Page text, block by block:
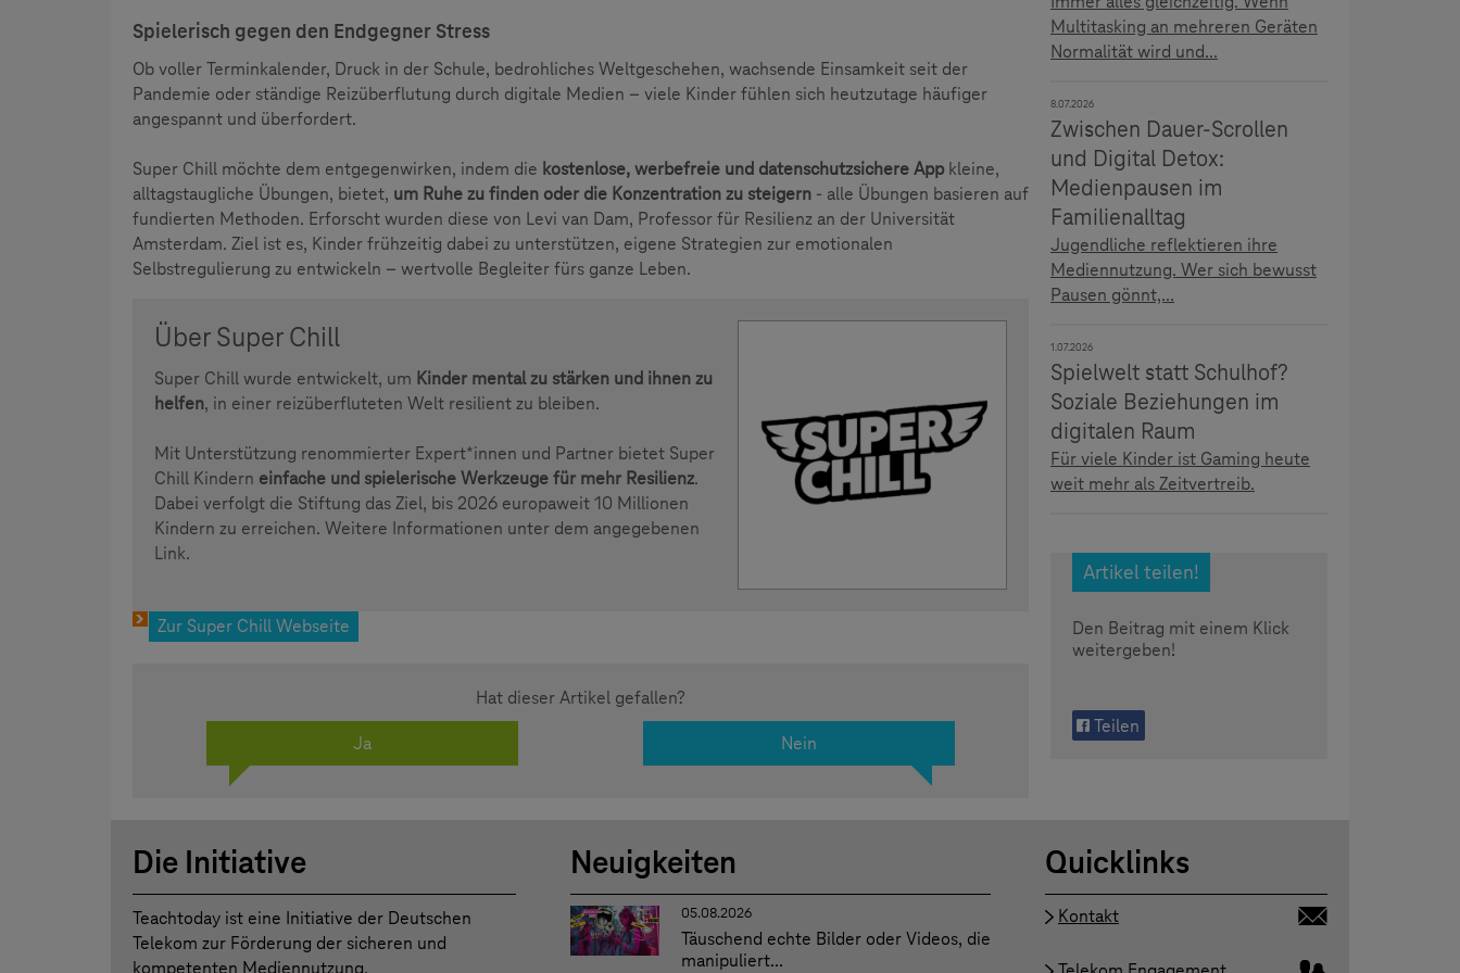
Spielerisch gegen den Endgegner Stress
Ob voller Terminkalender, Druck in der Schule, bedrohliches Weltgeschehen, wachsende Einsamkeit seit der
Pandemie oder ständige Reizüberflutung durch digitale Medien – viele Kinder fühlen sich heutzutage häufiger
angespannt und überfordert.
Super Chill möchte dem entgegenwirken, indem die kostenlose, werbefreie und datenschutzsichere Appkleine,
alltagstaugliche Übungen, bietet, um Ruhe zu finden oder die Konzentration zu steigern - alle Übungen basieren auf
fundierten Methoden. Erforscht wurden diese von Levi van Dam, Professor für Resilienz an der Universität
Amsterdam. Ziel ist es, Kinder frühzeitig dabei zu unterstützen, eigene Strategien zur emotionalen
Selbstregulierung zu entwickeln – wertvolle Begleiter fürs ganze Leben.
Über Super Chill
Super Chill wurde entwickelt, um Kinder mental zu stärken und ihnen zu
helfen, in einer reizüberfluteten Welt resilient zu bleiben.
Mit Unterstützung renommierter Expert*innen und Partner bietet Super
Chill Kindern einfache und spielerische Werkzeuge für mehr Resilienz.
Dabei verfolgt die Stiftung das Ziel, bis 2026 europaweit 10 Millionen
Kindern zu erreichen. Weitere Informationen unter dem angegebenen
Link.
Zur Super Chill Webseite
Hat dieser Artikel gefallen?
Ja
Nein
Multitasking an mehreren Geräten
Normalität wird und...
8.07.2026
Zwischen Dauer-Scrollen
und Digital Detox:
Medienpausen im
Familienalltag
Jugendliche reflektieren ihre
Mediennutzung. Wer sich bewusst
Pausen gönnt,...
1.07.2026
Spielwelt statt Schulhof?
Soziale Beziehungen im
digitalen Raum
Für viele Kinder ist Gaming heute
weit mehr als Zeitvertreib.
Artikel teilen!
Den Beitrag mit einem Klick
weitergeben!
Teilen
Die Initiative
Teachtoday ist eine Initiative der Deutschen
Telekom zur Förderung der sicheren und
kompetenten Mediennutzung.
Neuigkeiten
05.08.2026
Täuschend echte Bilder oder Videos, die
manipuliert...
Quicklinks
Kontakt